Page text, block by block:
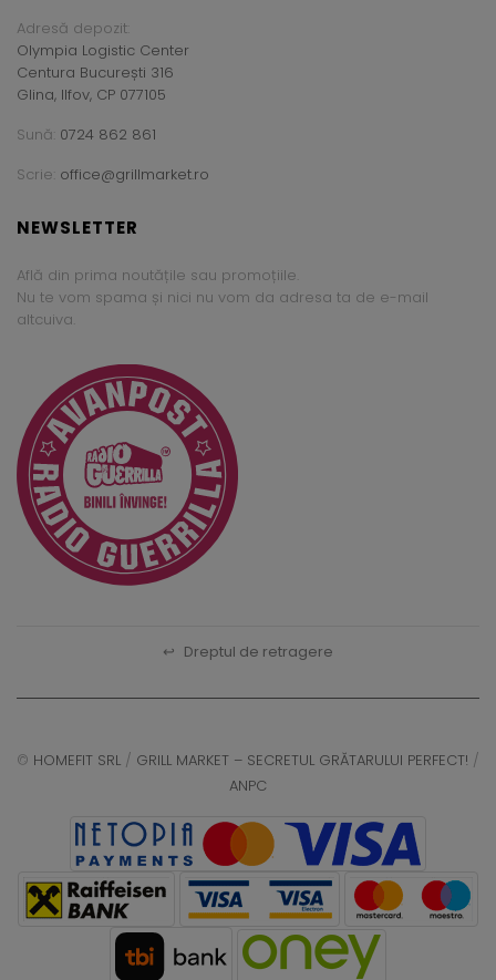
Adresă depozit:
Olympia Logistic Center
Centura București 316
Glina, Ilfov, CP 077105
Sună: 0724 862 861
Scrie: office@grillmarket.ro
NEWSLETTER
Află din prima noutățile sau promoțiile.
Nu te vom spama și nici nu vom da adresa ta de e-mail
altcuiva.
↩ Dreptul de retragere
© HOMEFIT SRL / GRILL MARKET – SECRETUL GRĂTARULUI PERFECT! /
ANPC